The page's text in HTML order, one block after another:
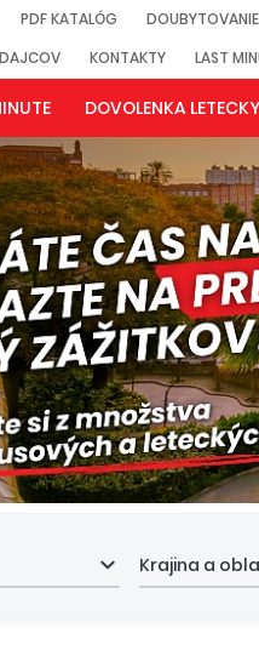
PDF KATALÓG DOUBYTOVANIE
KONTAKTY LAST
DOVOLENKA LETECKY
Krajina a